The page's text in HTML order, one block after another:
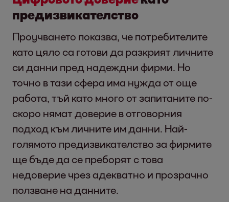
предизвикателство
Проучването показва, че потребителите
като цяло са готови да разкрият личните
си данни пред надеждни фирми. Но
точно в тази сфера има нужда от още
работа, тъй като много от запитаните по-
скоро нямат доверие в отговорния
подход към личните им данни. Най-
голямото предизвикателство за фирмите
ще бъде да се преборят с това
недоверие чрез адекватно и прозрачно
ползване на данните.